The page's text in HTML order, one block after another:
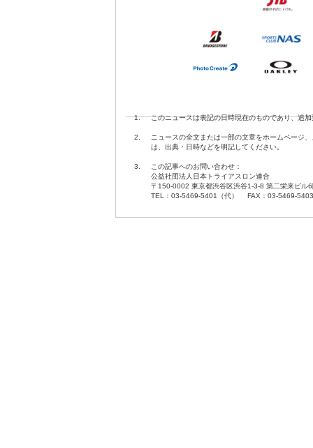
1. このニュースは表記の日時現在のものであり、追
2.
ニュースの全文または一部の文章をホームページ
は、出典・日時などを明記してください。
3.
この記事へのお問い合わせ：
公益社団法人日本トライアスロン連合
〒150-0002 東京都渋谷区渋谷1-3-8 第二栄来ビル
TEL：03-5469-5401（代） FAX：03-5469-